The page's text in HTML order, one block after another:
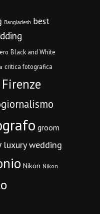
Bangladesh best
Black and White
critica fotografica
Firenze
groom
luxury wedding
Nikon Nikon